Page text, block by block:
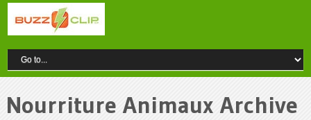
Nourriture Animaux Archive